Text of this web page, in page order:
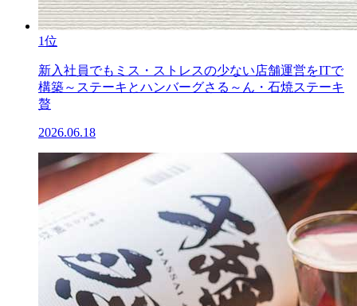
1位
新入社員でもミス・ストレスの少ない店舗運営をITで
構築～ステーキとハンバーグさる～ん・石焼ステーキ
贅
2026.06.18